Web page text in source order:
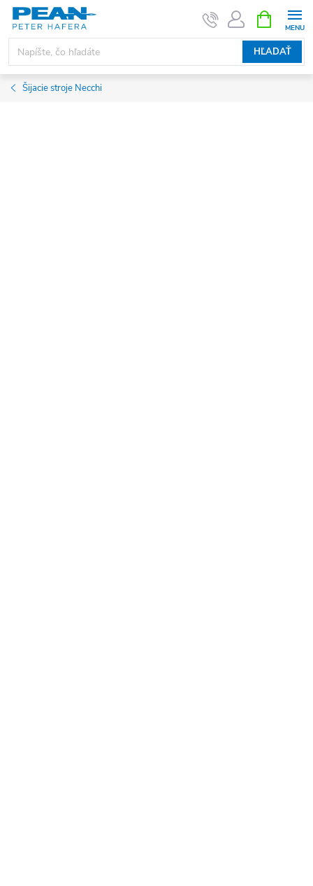
Prejsť
obsah
HĽADAŤ
KOŠÍK
Šijacie stroje Necchi